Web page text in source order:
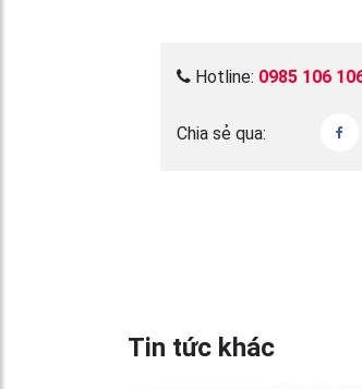
Hotline: 0985 106
Chia sẻ qua:
Tin tức khác